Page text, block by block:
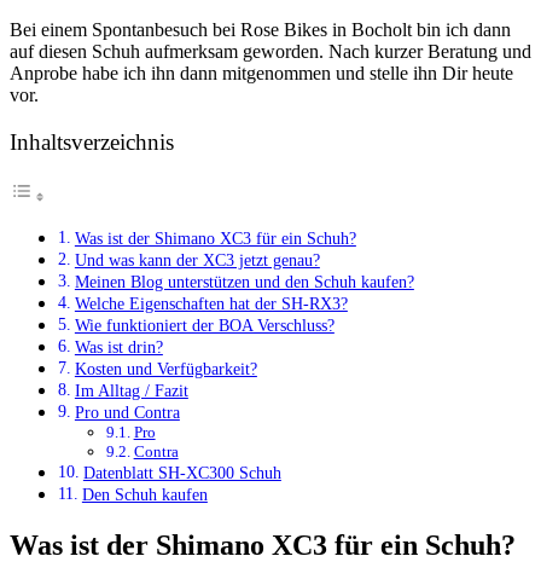
Bei einem Spontanbesuch bei Rose Bikes in Bocholt bin ich dann
auf diesen Schuh aufmerksam geworden. Nach kurzer Beratung und
Anprobe habe ich ihn dann mitgenommen und stelle ihn Dir heute
vor.
Inhaltsverzeichnis
Was ist der Shimano XC3 für ein Schuh?
Und was kann der XC3 jetzt genau?
Meinen Blog unterstützen und den Schuh kaufen?
Welche Eigenschaften hat der SH-RX3?
Wie funktioniert der BOA Verschluss?
Was ist drin?
Kosten und Verfügbarkeit?
Im Alltag / Fazit
Pro und Contra
Pro
Contra
Datenblatt SH-XC300 Schuh
Den Schuh kaufen
Was ist der Shimano XC3 für ein Schuh?